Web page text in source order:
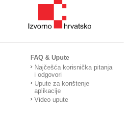
FAQ & Upute
Najčešća korisnička pitanja
i odgovori
Upute za korištenje
aplikacije
Video upute